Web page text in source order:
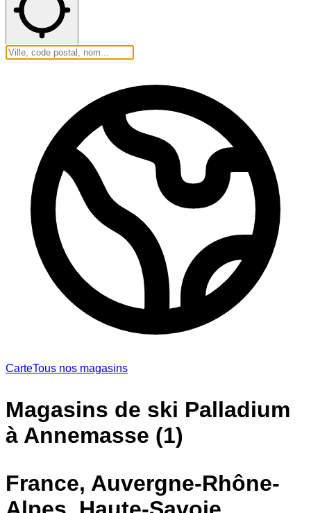
CarteTous nos magasins
Magasins de ski Palladium
à Annemasse (1)
France, Auvergne-Rhône-